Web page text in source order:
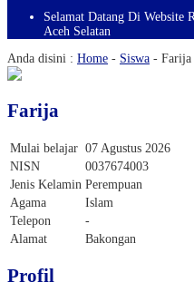
Selamat Datang Di Website
Aceh Selatan
Anda disini : Home - Siswa - Farija
Farija
Mulai belajar 07 Agustus 2026
NISN
0037674003
Jenis Kelamin Perempuan
Agama
Islam
Telepon
-
Alamat
Bakongan
Profil